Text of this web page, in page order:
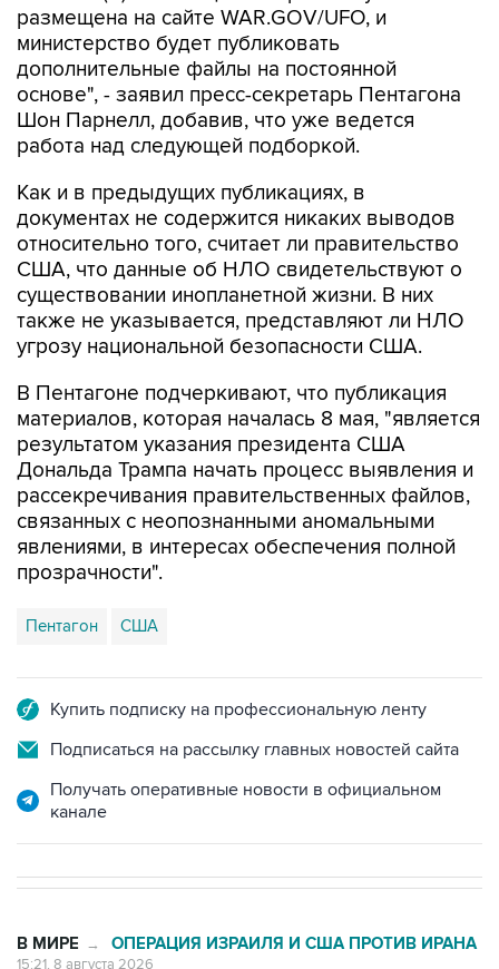
размещена на сайте WAR.GOV/UFO, и
министерство будет публиковать
дополнительные файлы на постоянной
основе", - заявил пресс-секретарь Пентагона
Шон Парнелл, добавив, что уже ведется
работа над следующей подборкой.
Как и в предыдущих публикациях, в
документах не содержится никаких выводов
относительно того, считает ли правительство
США, что данные об НЛО свидетельствуют о
существовании инопланетной жизни. В них
также не указывается, представляют ли НЛО
угрозу национальной безопасности США.
В Пентагоне подчеркивают, что публикация
материалов, которая началась 8 мая, "является
результатом указания президента США
Дональда Трампа начать процесс выявления и
рассекречивания правительственных файлов,
связанных с неопознанными аномальными
явлениями, в интересах обеспечения полной
прозрачности".
Пентагон США
Купить подписку на профессиональную ленту
Подписаться на рассылку главных новостей сайта
Получать оперативные новости в официальном
канале
В МИРЕ → ОПЕРАЦИЯ ИЗРАИЛЯ И США ПРОТИВ ИРАНА
15:21, 8 августа 2026